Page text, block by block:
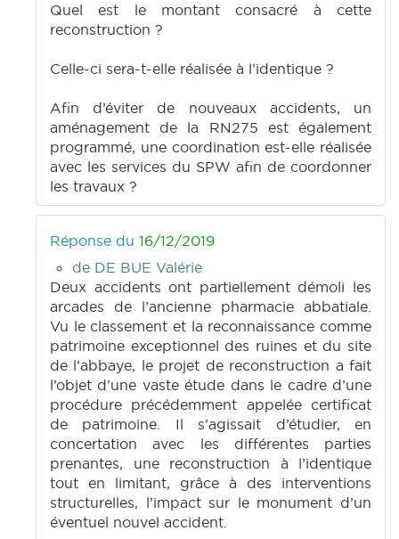
Quel est le montant consacré à cette
reconstruction ?
Celle-ci sera-t-elle réalisée à l’identique ?
Afin d’éviter de nouveaux accidents, un
aménagement de la RN275 est également
programmé, une coordination est-elle réalisée
avec les services du SPW afin de coordonner
les travaux ?
Réponse du 16/12/2019
de DE BUE Valérie
Deux accidents ont partiellement démoli les
arcades de l’ancienne pharmacie abbatiale.
Vu le classement et la reconnaissance comme
patrimoine exceptionnel des ruines et du site
de l’abbaye, le projet de reconstruction a fait
l’objet d’une vaste étude dans le cadre d’une
procédure précédemment appelée certificat
de patrimoine. Il s’agissait d’étudier, en
concertation avec les différentes parties
prenantes, une reconstruction à l’identique
tout en limitant, grâce à des interventions
structurelles, l’impact sur le monument d’un
éventuel nouvel accident.